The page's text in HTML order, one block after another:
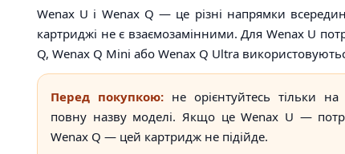
Wenax U і Wenax Q — це різні напрямки
картриджі не є взаємозамінними. Для Wenax U
Q, Wenax Q Mini або Wenax Q Ultra
Перед покупкою: не орієнтуйтесь тільки на
повну назву моделі. Якщо це Wenax U —
Wenax Q — цей картридж не підійде.